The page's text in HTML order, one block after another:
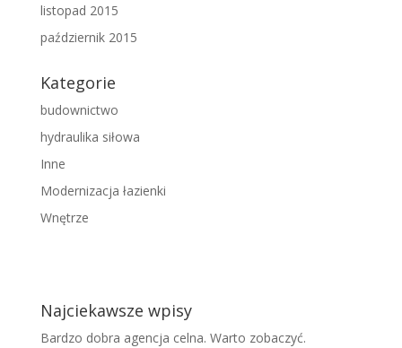
listopad 2015
październik 2015
Kategorie
budownictwo
hydraulika siłowa
Inne
Modernizacja łazienki
Wnętrze
Najciekawsze wpisy
Bardzo dobra agencja celna. Warto zobaczyć.